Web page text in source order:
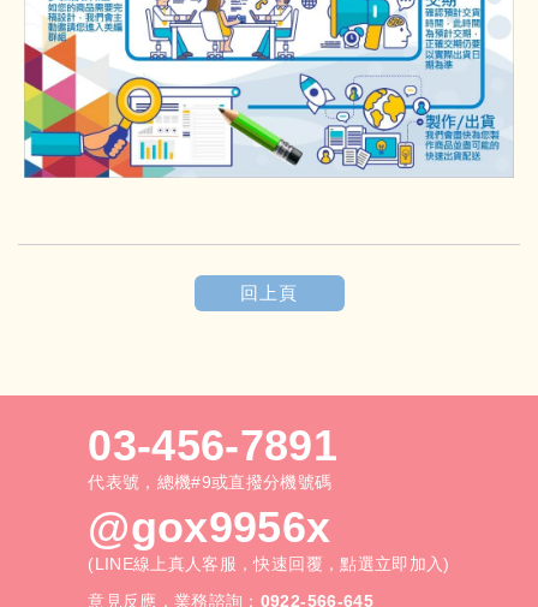
回上頁
03-456-7891
代表號，總機#9或直撥分機號碼
@gox9956x
(LINE線上真人客服，快速回覆，點選立即加入)
意見反應．業務諮詢： 0922-566-645